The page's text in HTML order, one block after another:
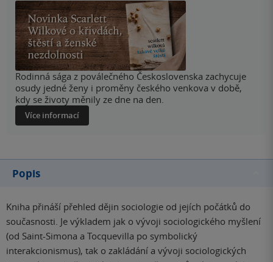
Rodinná sága z poválečného Československa zachycuje
osudy jedné ženy i proměny českého venkova v době,
kdy se životy měnily ze dne na den.
Více informací
Popis
Kniha přináší přehled dějin sociologie od jejích počátků do
současnosti. Je výkladem jak o vývoji sociologického myšlení
(od Saint-Simona a Tocquevilla po symbolický
interakcionismus), tak o zakládání a vývoji sociologických